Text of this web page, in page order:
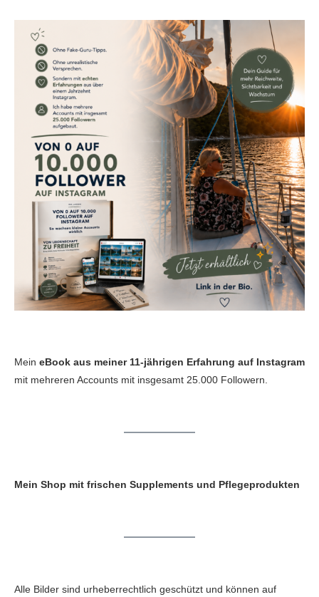
Mein eBook aus meiner 11-jährigen Erfahrung auf Instagram
mit mehreren Accounts mit insgesamt 25.000 Followern.
Mein Shop mit frischen Supplements und Pflegeprodukten
Alle Bilder sind urheberrechtlich geschützt und können auf